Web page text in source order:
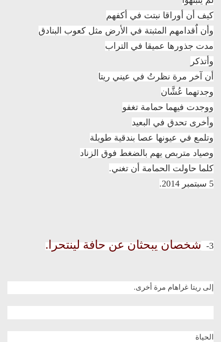
كيف أن أوراقا نبتت في أكفهم
وأن اٌقدامهم المثبتة في الأرض مثل كعوب البنادق
مدت جذورها عميقا في التراب
وأتذكر
أن آخر مرة نظرتُ في عيني ريتا
وجدتهما عُشَّان
ووجدت فيهما حمامة تغفو
وأخرى تحدق في البعيد
وتلمع في عيونها عصا بندقية طويلة
وصياد متربص يهم بالضغط فوق الزناد
كلما حاولت الحمامة أن تغني.
5 سبتمبر 2014.
3- شخصان يبحثان عن حافة لينتحرا.
إلى ريتا غراهام مرة أخرى.
الحياة